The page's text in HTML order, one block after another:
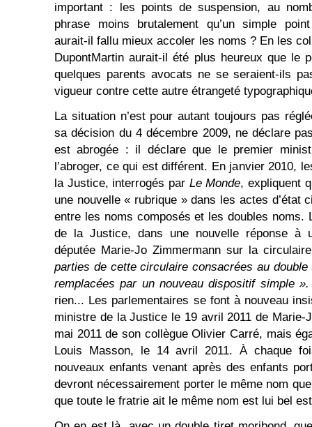
important : les points de suspension, au
phrase moins brutalement qu’un simple
aurait-il fallu mieux accoler les noms ? En les
DupontMartin aurait-il été plus heureux que le
quelques parents avocats ne se seraient-ils
vigueur contre cette autre étrangeté
La situation n’est pour autant toujours pas
sa décision du 4 décembre 2009, ne déclare
est abrogée : il déclare que le premier
l’abroger, ce qui est différent. En janvier 2010,
la Justice, interrogés par Le Monde, expliquent
une nouvelle « rubrique » dans les actes d’état
entre les noms composés et les doubles noms.
de la Justice, dans une nouvelle réponse à
députée Marie-Jo Zimmermann sur la
parties de cette circulaire consacrées au
remplacées par un nouveau dispositif simple
rien... Les parlementaires se font à nouveau
ministre de la Justice le 19 avril 2011 de Marie-
mai 2011 de son collègue Olivier Carré, mais
Louis Masson, le 14 avril 2011. À chaque
nouveaux enfants venant après des enfants
devront nécessairement porter le même nom
que toute le fratrie ait le même nom est lui bel